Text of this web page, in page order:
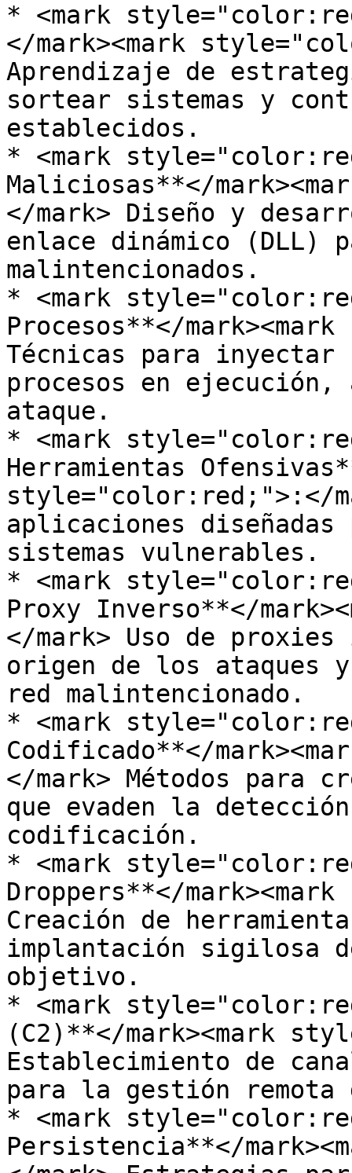
* <mark
</mark><mark
Aprendizaje de
sortear sistemas y
establecidos.
* <mark
Maliciosas**</
</mark> Diseño y
enlace dinámico (DLL)
malintencionados.
* <mark
Procesos**</
Técnicas para inyectar
procesos en
ataque.
* <mark
Herramientas
style="color:red;">:</
aplicaciones
sistemas vulnerables.
* <mark
Proxy Inverso**</
</mark> Uso de
origen de los
red malintencionado.
* <mark
Codificado**</
</mark> Métodos
que evaden la
codificación.
* <mark
Droppers**</
Creación de
implantación sigilosa
objetivo.
* <mark
(C2)**</mark><mark
Establecimiento de
para la gestión remota
* <mark
Persistencia**</